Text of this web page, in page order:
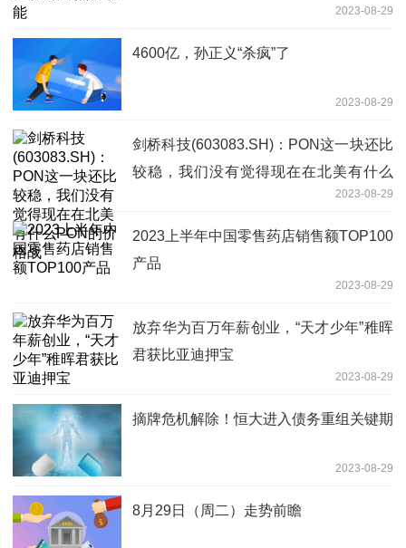
2023-08-29
4600亿，孙正义“杀疯”了
2023-08-29
剑桥科技(603083.SH)：PON这一块还比
较稳，我们没有觉得现在在北美有什么
2023-08-29
2023上半年中国零售药店销售额TOP100
产品
2023-08-29
放弃华为百万年薪创业，“天才少年”稚晖
君获比亚迪押宝
2023-08-29
摘牌危机解除！恒大进入债务重组关键期
2023-08-29
8月29日（周二）走势前瞻